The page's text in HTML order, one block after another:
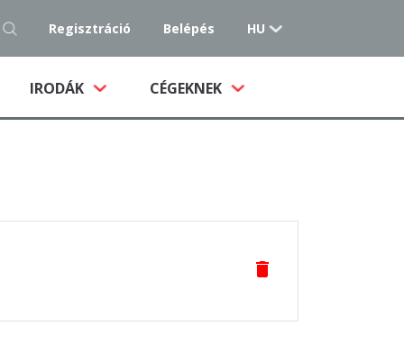
Regisztráció Belépés HU
IRODÁK CÉGEKNEK
delete